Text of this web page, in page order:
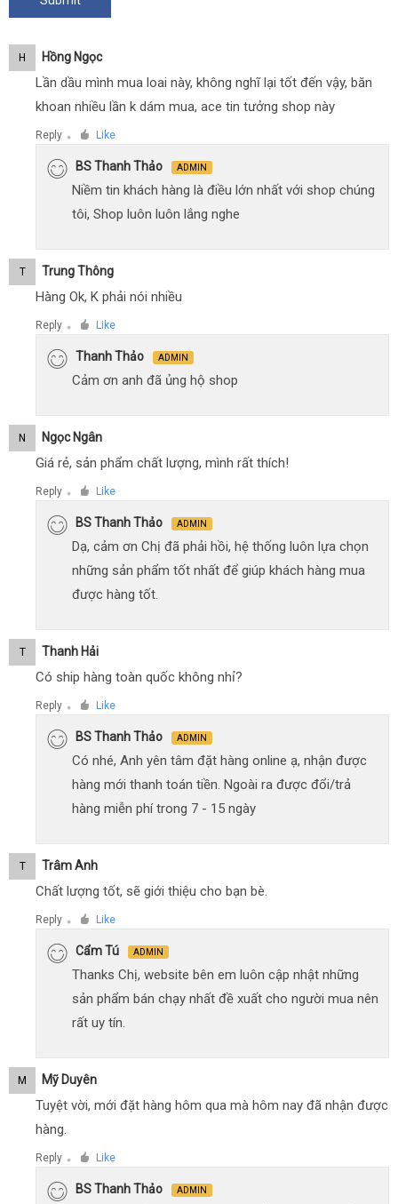
H Hồng Ngọc
Lần dầu mình mua loai này, không nghĩ lại tốt đến vậy, băn
khoan nhiều lần k dám mua, ace tin tưởng shop này
Reply ● Like
BS Thanh Thảo ADMIN
Niềm tin khách hàng là điều lớn nhất với shop chúng
tôi, Shop luôn luôn lắng nghe
T Trung Thông
Hàng Ok, K phải nói nhiều
Reply ● Like
Thanh Thảo ADMIN
Cảm ơn anh đã ủng hộ shop
N Ngọc Ngân
Giá rẻ, sản phẩm chất lượng, mình rất thích!
Reply ● Like
BS Thanh Thảo ADMIN
Dạ, cảm ơn Chị đã phải hồi, hệ thống luôn lựa chọn
những sản phẩm tốt nhất để giúp khách hàng mua
được hàng tốt.
T Thanh Hải
Có ship hàng toàn quốc không nhỉ?
Reply ● Like
BS Thanh Thảo ADMIN
Có nhé, Anh yên tâm đặt hàng online ạ, nhận được
hàng mới thanh toán tiền. Ngoài ra được đổi/trả
hàng miễn phí trong 7 - 15 ngày
T Trâm Anh
Chất lượng tốt, sẽ giới thiệu cho bạn bè.
Reply ● Like
Cẩm Tú ADMIN
Thanks Chị, website bên em luôn cập nhật những
sản phẩm bán chạy nhất đề xuất cho người mua nên
rất uy tín.
M Mỹ Duyên
Tuyệt vời, mới đặt hàng hôm qua mà hôm nay đã nhận được
hàng.
Reply ● Like
BS Thanh Thảo ADMIN